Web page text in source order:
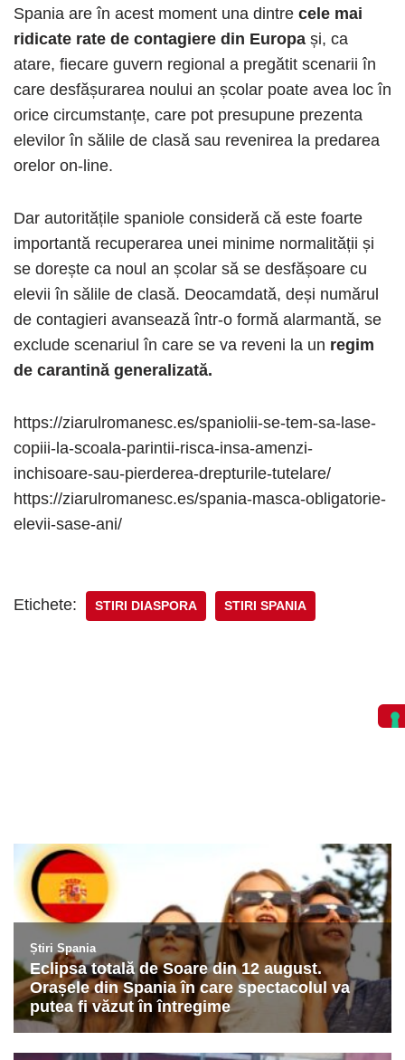
Spania are în acest moment una dintre cele mai
ridicate rate de contagiere din Europa și, ca
atare, fiecare guvern regional a pregătit scenarii în
care desfășurarea noului an școlar poate avea loc în
orice circumstanțe, care pot presupune prezenta
elevilor în sălile de clasă sau revenirea la predarea
orelor on-line.
Dar autoritățile spaniole consideră că este foarte
importantă recuperarea unei minime normalității și
se dorește ca noul an școlar să se desfășoare cu
elevii în sălile de clasă. Deocamdată, deși numărul
de contagieri avansează într-o formă alarmantă, se
exclude scenariul în care se va reveni la un regim
de carantină generalizată.
https://ziarulromanesc.es/spaniolii-se-tem-sa-lase-
copiii-la-scoala-parintii-risca-insa-amenzi-
inchisoare-sau-pierderea-drepturile-tutelare/
https://ziarulromanesc.es/spania-masca-obligatorie-
elevii-sase-ani/
Etichete: STIRI DIASPORA STIRI SPANIA